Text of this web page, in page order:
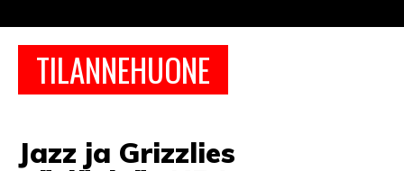
TILANNEHUONE
Jazz ja Grizzlies
PESÄPALLO
VIDEOT
JALKAPALLO